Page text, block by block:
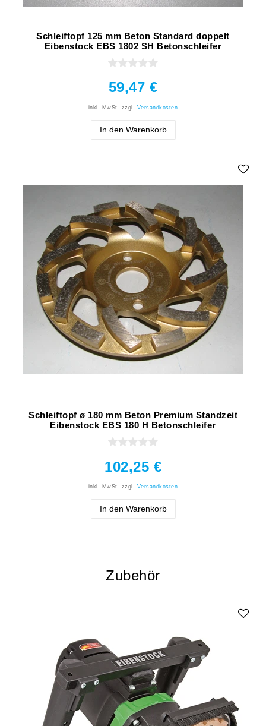
Schleiftopf 125 mm Beton Standard doppelt
Eibenstock EBS 1802 SH Betonschleifer
59,47 €
inkl. MwSt. zzgl. Versandkosten
In den Warenkorb
Schleiftopf ø 180 mm Beton Premium Standzeit
Eibenstock EBS 180 H Betonschleifer
102,25 €
inkl. MwSt. zzgl. Versandkosten
In den Warenkorb
Zubehör